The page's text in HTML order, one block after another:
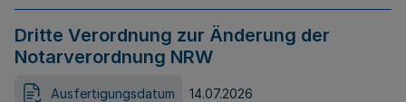
Dritte Verordnung zur Änderung der
Notarverordnung NRW
Ausfertigungsdatum 14.07.2026